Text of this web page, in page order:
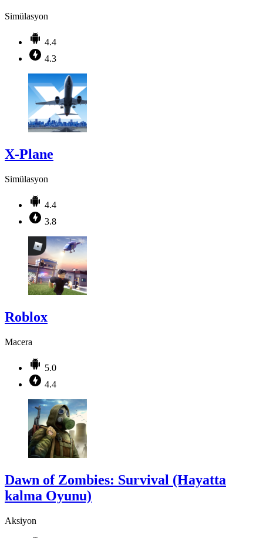
Simülasyon
4.4
4.3
X-Plane
Simülasyon
4.4
3.8
Roblox
Macera
5.0
4.4
Dawn of Zombies: Survival (Hayatta
kalma Oyunu)
Aksiyon